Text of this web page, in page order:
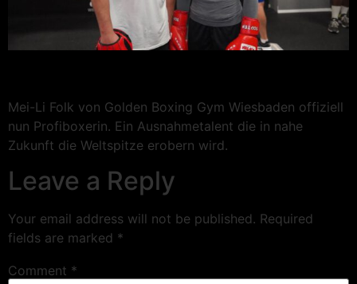
Mei-Li Folk von Golden Boxing Gym Wiesbaden offiziell
nun Profiboxerin. Ein Ausnahmetalent die in nahe
Zukunft die Weltspitze erobern wird.
Leave a Reply
Your email address will not be published. Required
fields are marked *
Comment *